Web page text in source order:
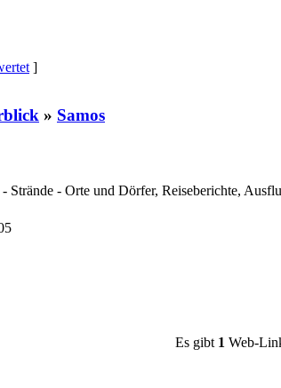
]
» Samos
Strände - Orte und Dörfer, Reiseberichte,
Es gibt 1 Web-